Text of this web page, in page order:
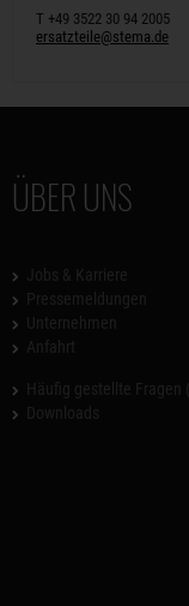
T +49 3522 30 94 2005
ersatzteile@stema.de
ÜBER UNS